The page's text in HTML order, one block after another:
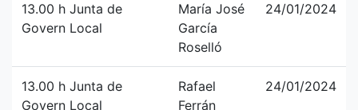
13.00 h Junta de
Govern Local
María José
García
Roselló
24/01/2024
13.00 h Junta de
Govern Local
Rafael
Ferrán
24/01/2024